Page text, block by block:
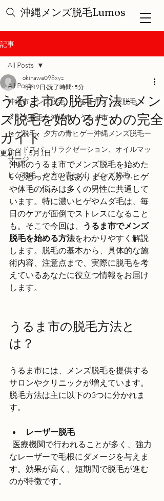
沖縄メンズ脱毛Lumos
記事
All Posts
沖縄市メンズ脱毛、うるま市メンズ脱毛
メンズ脱毛ー沖縄市、うるま市ー
ヒゲ脱毛、夕方の青ヒゲー沖縄メンズ脱毛ー
ヘッドスパ、リラクゼーション、オイルマッ
サージ
ヒゲ脱毛、夕方の青ヒゲ、メンズ脱毛、
All Posts
うるま市の脱毛方法 - メン
ズ脱毛を始めるための完全
ガイド
okinawa098xyz
4月19日 読了時間: 5分
更新日：5月1日
沖縄のうるま市でメンズ脱毛を始めた
いと思ったことはありませんか？ヒゲ
や体毛の悩みは多くの男性に共通して
います。特に濃いヒゲやムダ毛は、毎
日のケアが面倒でストレスになること
も。そこで今回は、
うるま市でメンズ
脱毛を始める方法をわかりやすく解説
します。脱毛の基本から、具体的な施
術内容、注意点まで、実際に脱毛を考
えているあなたに役立つ情報をお届け
します。
うるま市の脱毛方法と
は？
うるま市には、メンズ脱毛を提供する
サロンやクリニックが増えています。
脱毛方法は主に以下の3つに分かれま
す。
レーザー脱毛
なレーザーで毛根にダメージを与えま
す。効果が高く、短期間で脱毛が進む
のが特徴です。